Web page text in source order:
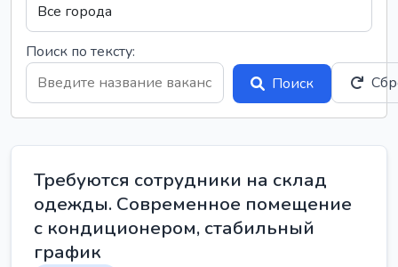
Поиск по тексту:
Поиск
Требуются сотрудники на склад
одежды. Современное помещение
с кондиционером, стабильный
график